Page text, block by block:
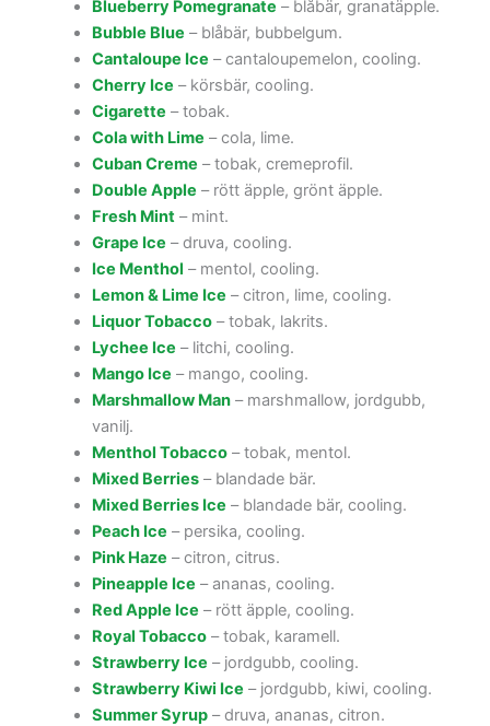
Blueberry Pomegranate – blåbär, granatäpple.
Bubble Blue – blåbär, bubbelgum.
Cantaloupe Ice – cantaloupemelon, cooling.
Cherry Ice – körsbär, cooling.
Cigarette – tobak.
Cola with Lime – cola, lime.
Cuban Creme – tobak, cremeprofil.
Double Apple – rött äpple, grönt äpple.
Fresh Mint– mint.
Grape Ice – druva, cooling.
Ice Menthol – mentol, cooling.
Lemon & Lime Ice – citron, lime, cooling.
Liquor Tobacco– tobak, lakrits.
Lychee Ice – litchi, cooling.
Mango Ice – mango, cooling.
Marshmallow Man– marshmallow, jordgubb,
vanilj.
Menthol Tobacco– tobak, mentol.
Mixed Berries– blandade bär.
Mixed Berries Ice – blandade bär, cooling.
Peach Ice – persika, cooling.
Pink Haze – citron, citrus.
Pineapple Ice – ananas, cooling.
Red Apple Ice – rött äpple, cooling.
Royal Tobacco– tobak, karamell.
Strawberry Ice – jordgubb, cooling.
Strawberry Kiwi Ice – jordgubb, kiwi, cooling.
Summer Syrup– druva, ananas, citron.